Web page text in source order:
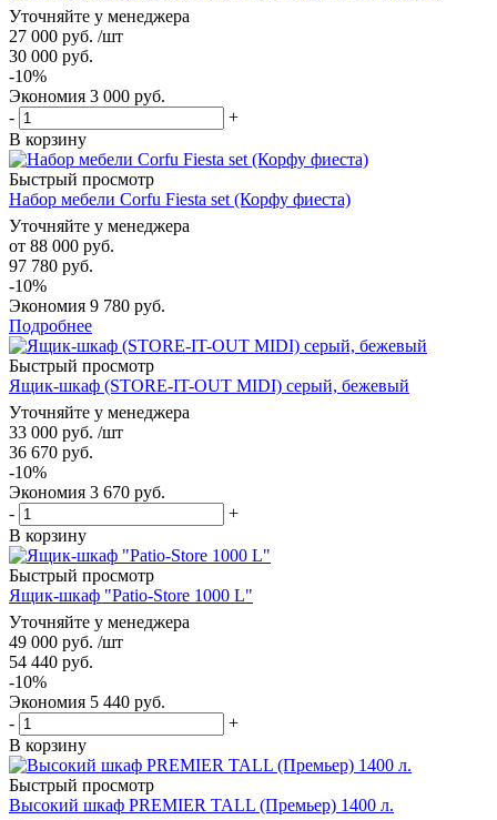
Уточняйте у менеджера
27 000 руб. /шт
30 000 руб.
-10%
Экономия 3 000 руб.
-
+
В корзину
Быстрый просмотр
Набор мебели Corfu Fiesta set (Корфу фиеста)
Уточняйте у менеджера
от 88 000 руб.
97 780 руб.
-10%
Экономия 9 780 руб.
Подробнее
Быстрый просмотр
Ящик-шкаф (STORE-IT-OUT MIDI) серый, бежевый
Уточняйте у менеджера
33 000 руб. /шт
36 670 руб.
-10%
Экономия 3 670 руб.
-
+
В корзину
Быстрый просмотр
Ящик-шкаф "Patio-Store 1000 L"
Уточняйте у менеджера
49 000 руб. /шт
54 440 руб.
-10%
Экономия 5 440 руб.
-
+
В корзину
Быстрый просмотр
Высокий шкаф PREMIER TALL (Премьер) 1400 л.